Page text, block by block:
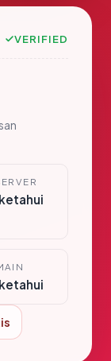
VERIFIED